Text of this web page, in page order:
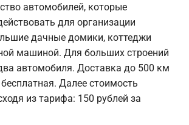
автомобилей, которые
для организации
дачные домики, коттеджи
машиной. Для больших строений
автомобиля. Доставка до 500 км
Далее стоимость
из тарифа: 150 рублей за